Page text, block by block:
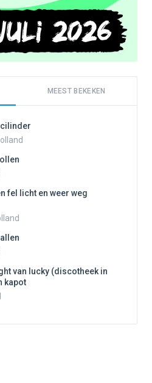
MEEST BEKEKEN
fel licht en weer weg
van lucky (discotheek in
kapot